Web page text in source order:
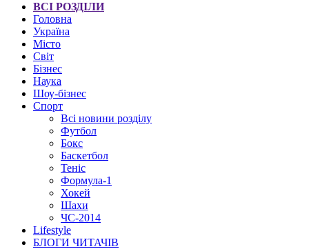
ВСІ РОЗДІЛИ
Головна
Україна
Місто
Світ
Бізнес
Наука
Шоу-бізнес
Спорт
Всі новини розділу
Футбол
Бокс
Баскетбол
Теніс
Формула-1
Хокей
Шахи
ЧС-2014
Lifestyle
БЛОГИ ЧИТАЧІВ